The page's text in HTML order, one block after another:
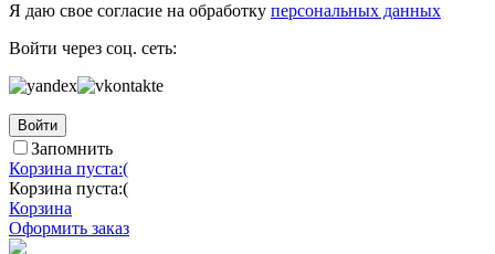
Я даю свое согласие на обработку персональных данных
Войти через соц. сеть:
Войти
Запомнить
Корзина пуста:(
Корзина пуста:(
Корзина
Оформить заказ